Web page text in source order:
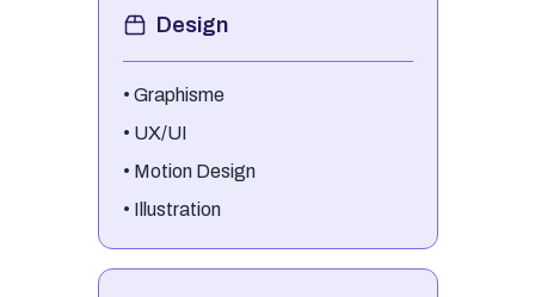
Design
• Graphisme
• UX/UI
• Motion Design
• Illustration